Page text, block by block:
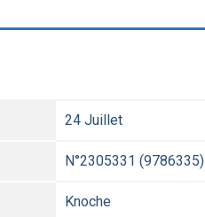
24 Juillet
N°2305331 (9786335)
Knoche